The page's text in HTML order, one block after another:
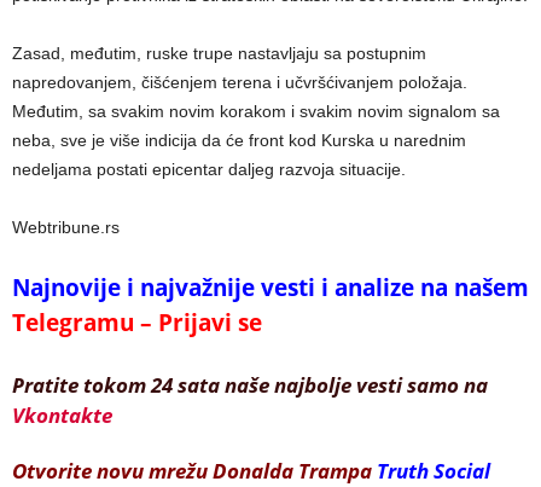
Zasad, međutim, ruske trupe nastavljaju sa postupnim
napredovanjem, čišćenjem terena i učvršćivanjem položaja.
Međutim, sa svakim novim korakom i svakim novim signalom sa
neba, sve je više indicija da će front kod Kurska u narednim
nedeljama postati epicentar daljeg razvoja situacije.
Webtribune.rs
Najnovije i najvažnije vesti i analize na našem
Telegramu – Prijavi se
Pratite tokom 24 sata naše najbolje vesti samo na
Vkontakte
Otvorite novu mrežu Donalda Trampa Truth Social